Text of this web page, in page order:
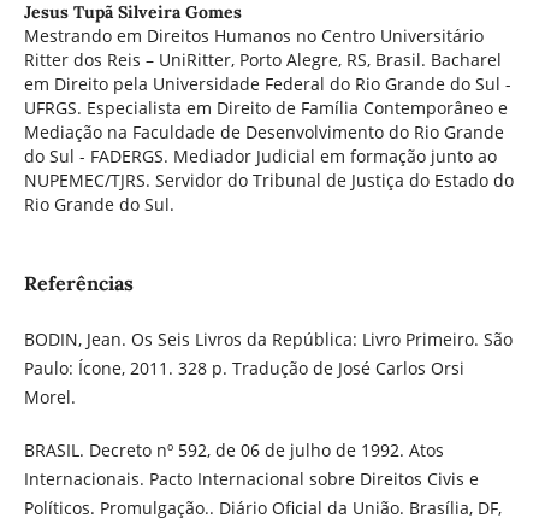
Jesus Tupã Silveira Gomes
Mestrando em Direitos Humanos no Centro Universitário
Ritter dos Reis – UniRitter, Porto Alegre, RS, Brasil. Bacharel
em Direito pela Universidade Federal do Rio Grande do Sul -
UFRGS. Especialista em Direito de Família Contemporâneo e
Mediação na Faculdade de Desenvolvimento do Rio Grande
do Sul - FADERGS. Mediador Judicial em formação junto ao
NUPEMEC/TJRS. Servidor do Tribunal de Justiça do Estado do
Rio Grande do Sul.
Referências
BODIN, Jean. Os Seis Livros da República: Livro Primeiro. São
Paulo: Ícone, 2011. 328 p. Tradução de José Carlos Orsi
Morel.
BRASIL. Decreto nº 592, de 06 de julho de 1992. Atos
Internacionais. Pacto Internacional sobre Direitos Civis e
Políticos. Promulgação.. Diário Oficial da União. Brasília, DF,